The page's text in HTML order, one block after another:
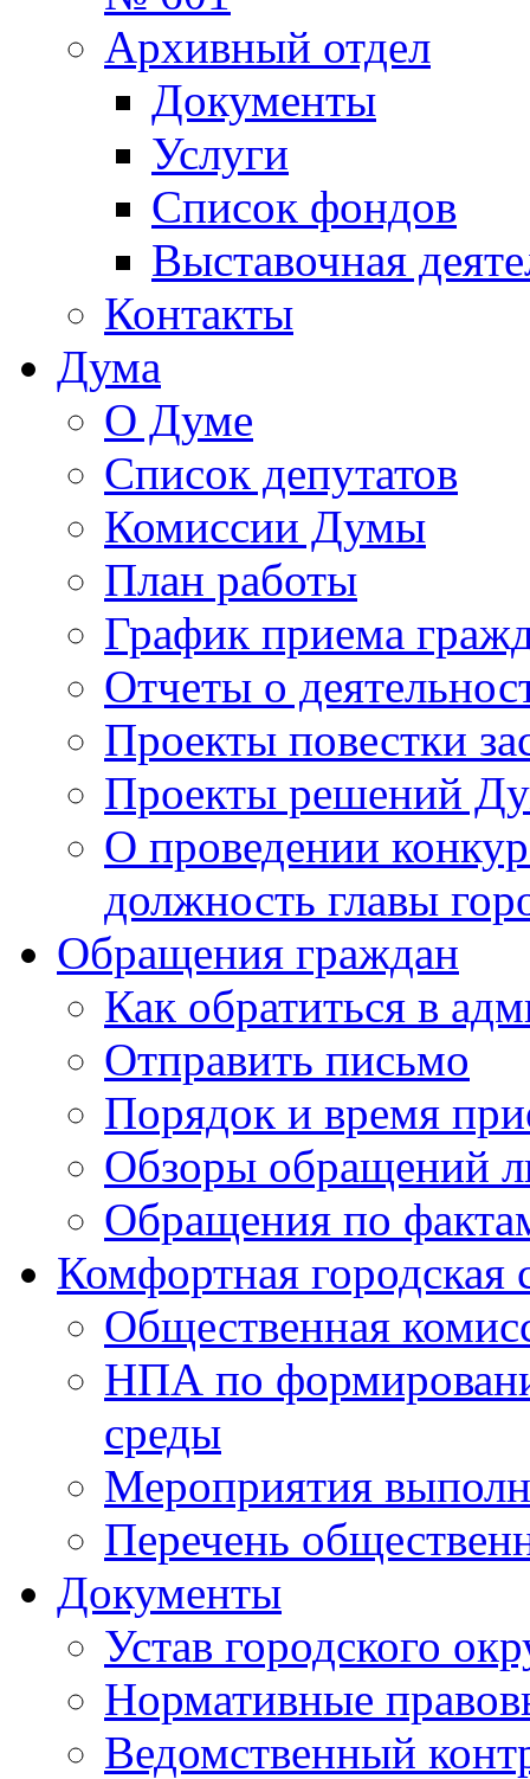
Архивный отдел
Документы
Услуги
Список фондов
Выставочная
Контакты
Дума
О Думе
Список депутатов
Комиссии Думы
План работы
График приема
Отчеты о
Проекты повестки
Проекты решений
О проведении
должность главы
Обращения граждан
Как обратиться в
Отправить письмо
Порядок и время
Обзоры обращений
Обращения по
Комфортная городская
Общественная
НПА по
среды
Мероприятия
Перечень
Документы
Устав городского
Нормативные
Ведомственный